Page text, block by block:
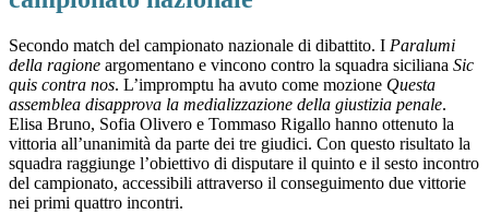
Secondo match del campionato nazionale di dibattito. I Paralumi
della ragione argomentano e vincono contro la squadra siciliana Sic
quis contra nos. L’impromptu ha avuto come mozione Questa
assemblea disapprova la medializzazione della giustizia penale.
Elisa Bruno, Sofia Olivero e Tommaso Rigallo hanno ottenuto la
vittoria all’unanimità da parte dei tre giudici. Con questo risultato la
squadra raggiunge l’obiettivo di disputare il quinto e il sesto incontro
del campionato, accessibili attraverso il conseguimento due vittorie
nei primi quattro incontri.